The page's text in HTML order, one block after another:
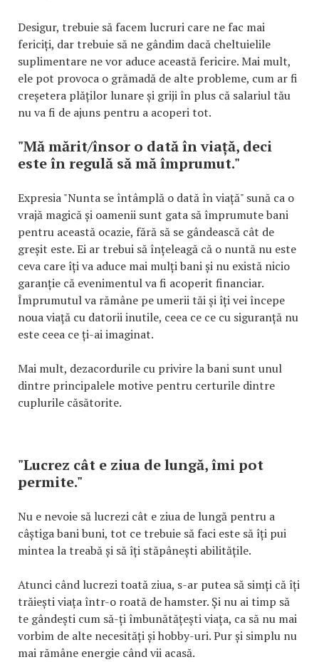
Desigur, trebuie să facem lucruri care ne fac mai
fericiți, dar trebuie să ne gândim dacă cheltuielile
suplimentare ne vor aduce această fericire. Mai mult,
ele pot provoca o grămadă de alte probleme, cum ar fi
creșetera plăților lunare și griji în plus că salariul tău
nu va fi de ajuns pentru a acoperi tot.
"Mă mărit/însor o dată în viață, deci
este în regulă să mă împrumut."
Expresia "Nunta se întâmplă o dată în viață" sună ca o
vrajă magică și oamenii sunt gata să împrumute bani
pentru această ocazie, fără să se gândească cât de
greșit este. Ei ar trebui să înțeleagă că o nuntă nu este
ceva care îți va aduce mai mulți bani și nu există nicio
garanție că evenimentul va fi acoperit financiar.
Împrumutul va rămâne pe umerii tăi și îți vei începe
noua viață cu datorii inutile, ceea ce ce cu siguranță nu
este ceea ce ți-ai imaginat.
Mai mult, dezacordurile cu privire la bani sunt unul
dintre principalele motive pentru certurile dintre
cuplurile căsătorite.
"Lucrez cât e ziua de lungă, îmi pot
permite."
Nu e nevoie să lucrezi cât e ziua de lungă pentru a
câștiga bani buni, tot ce trebuie să faci este să îți pui
mintea la treabă și să îți stăpânești abilitățile.
Atunci când lucrezi toată ziua, s-ar putea să simți că îți
trăiești viața într-o roată de hamster. Și nu ai timp să
te gândești cum să-ți îmbunătățești viața, ca să nu mai
vorbim de alte necesități și hobby-uri. Pur și simplu nu
mai rămâne energie când vii acasă.